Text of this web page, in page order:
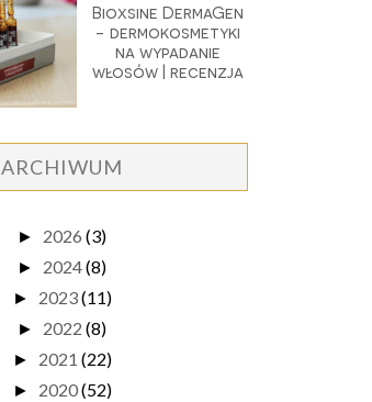
Bioxsine DermaGen
- dermokosmetyki
na wypadanie
włosów | recenzja
ARCHIWUM
► 2026 (3)
► 2024(8)
► 2023(11)
► 2022 (8)
► 2021 (22)
► 2020(52)